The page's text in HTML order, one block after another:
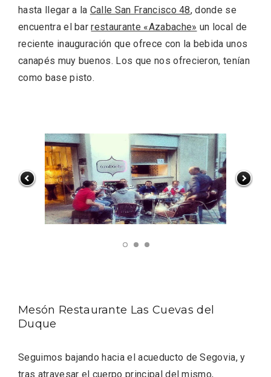
hasta llegar a la Calle San Francisco 48, donde se
encuentra el barrestaurante «Azabache» un local de
reciente inauguración que ofrece con la bebida unos
canapés muy buenos. Los que nos ofrecieron, tenían
como base pisto.
Mesón Restaurante Las Cuevas del
Duque
Seguimos bajando hacia el acueducto de Segovia, y
tras atravesar el cuerpo principal del mismo,